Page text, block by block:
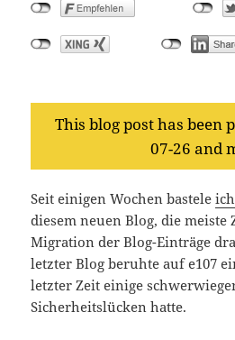
This blog post has been
07-26 and
Seit einigen Wochen basteleich
diesem neuen Blog, die
Migration der Blog-Einträge
letzter Blog beruhte auf e107
letzter Zeit einige
Sicherheitslücken hatte.